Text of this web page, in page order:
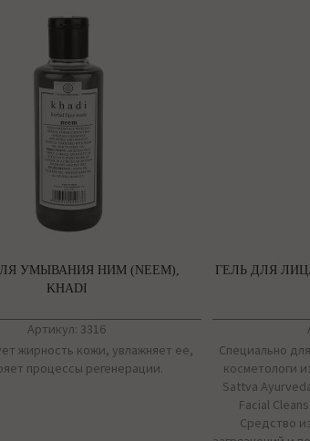
УМЫВАНИЯ НИМ (NEEM),
KHADI
Артикул: 3316
жирность кожи, увлажняет ее,
процессы регенерации.
ГЕЛЬ ДЛЯ
Специально
косметологи
Sattva
Facial
Средство